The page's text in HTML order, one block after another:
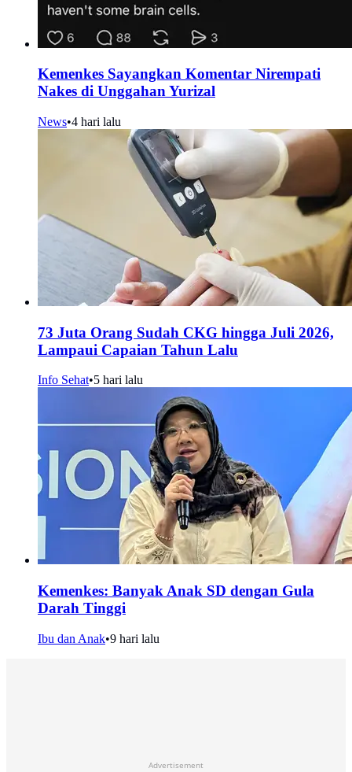
Kemenkes Sayangkan Komentar Nirempati
Nakes di Unggahan Yurizal
News•4 hari lalu
73 Juta Orang Sudah CKG hingga Juli 2026,
Lampaui Capaian Tahun Lalu
Info Sehat•5 hari lalu
Kemenkes: Banyak Anak SD dengan Gula
Darah Tinggi
Ibu dan Anak•9 hari lalu
Advertisement